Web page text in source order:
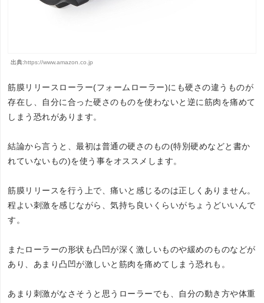
出典:https://www.amazon.co.jp
筋膜リリースローラー(フォームローラー)にも硬さの違うものが
存在し、自分に合った硬さのものを使わないと逆に筋肉を痛めて
しまう恐れがあります。
結論から言うと、最初は普通の硬さのもの(特別硬めなどと書か
れていないもの)を使う事をオススメします。
筋膜リリースを行う上で、痛いと感じるのは正しくありません。
程よい刺激を感じながら、気持ち良いくらいがちょうどいいんで
す。
またローラーの形状も凸凹が深く激しいものや緩めのものなどが
あり、あまり凸凹が激しいと筋肉を痛めてしまう恐れも。
あまり刺激がなさそうと思うローラーでも、自分の動き方や体重